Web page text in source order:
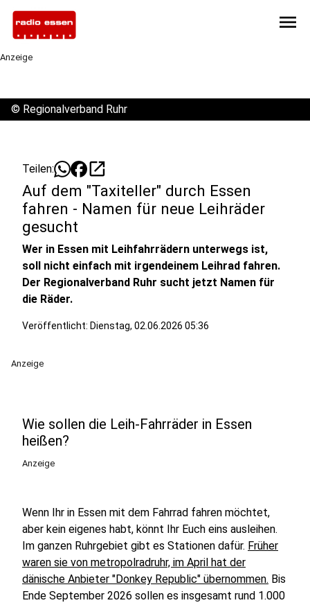
menu
Anzeige
© Regionalverband Ruhr
Teilen: open_in_new
Auf dem "Taxiteller" durch Essen
fahren - Namen für neue Leihräder
gesucht
Wer in Essen mit Leihfahrrädern unterwegs ist,
soll nicht einfach mit irgendeinem Leihrad fahren.
Der Regionalverband Ruhr sucht jetzt Namen für
die Räder.
Veröffentlicht: Dienstag, 02.06.2026 05:36
Anzeige
Wie sollen die Leih-Fahrräder in Essen
heißen?
Anzeige
Wenn Ihr in Essen mit dem Fahrrad fahren möchtet,
aber kein eigenes habt, könnt Ihr Euch eins ausleihen.
Im ganzen Ruhrgebiet gibt es Stationen dafür. Früher
waren sie von metropolradruhr, im April hat der
dänische Anbieter "Donkey Republic" übernommen. Bis
Ende September 2026 sollen es insgesamt rund 1.000